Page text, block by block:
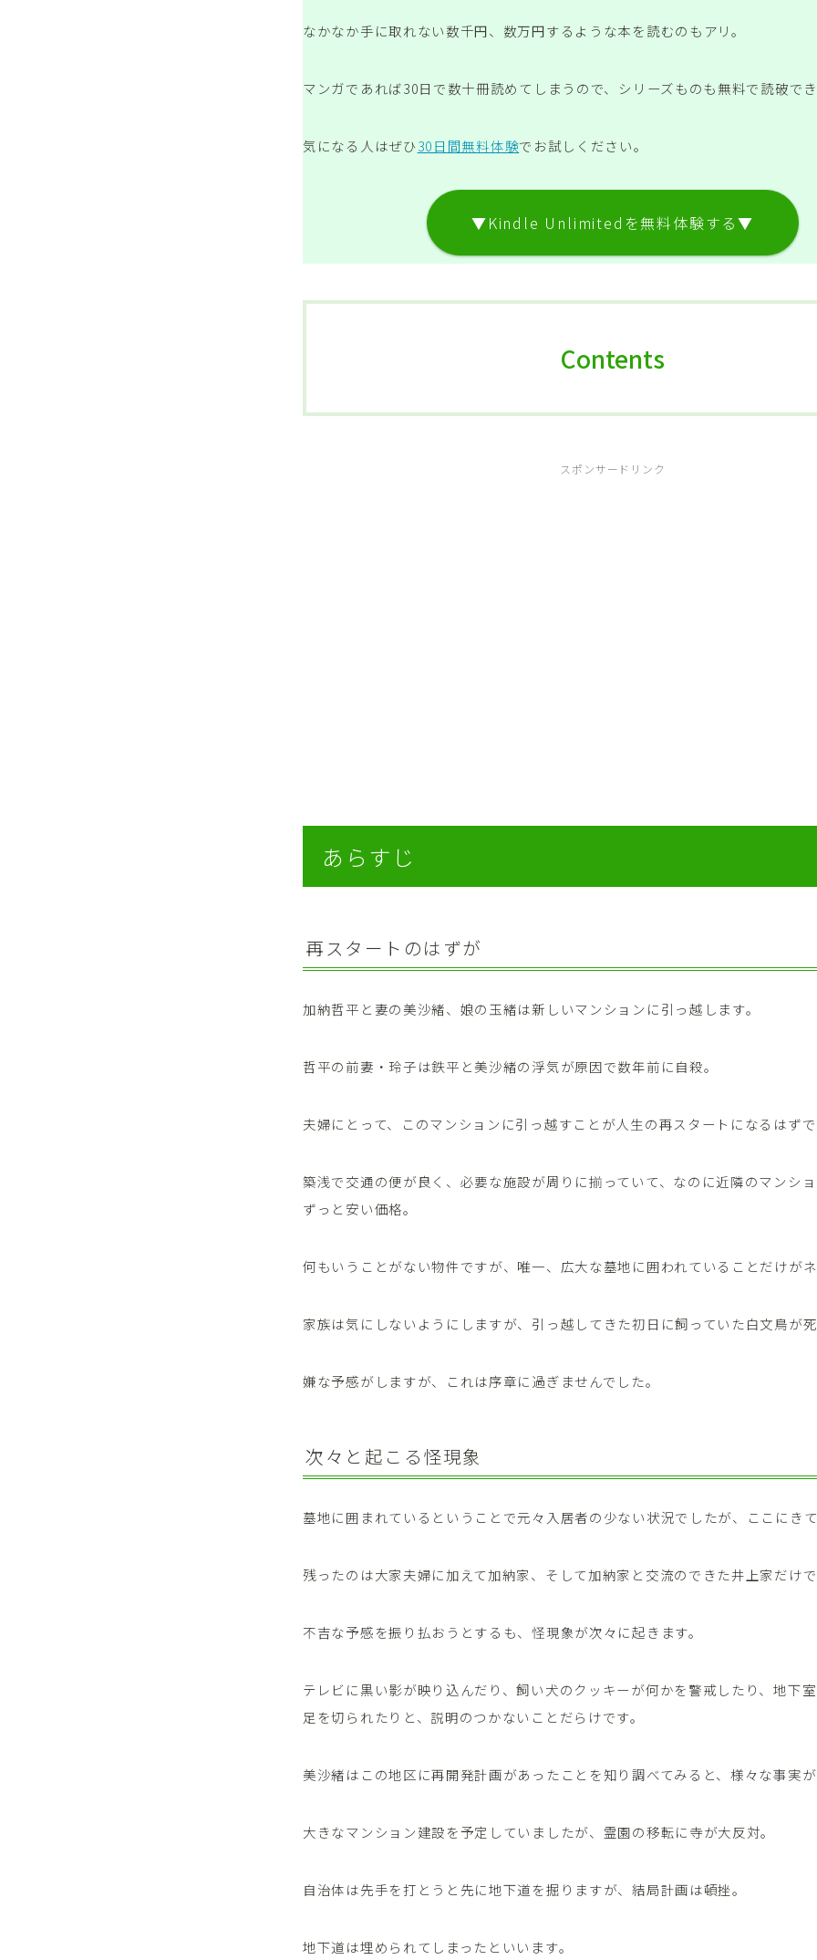
なかなか手に取れない数千円、数万円するような本を読むのもアリ。
マンガであれば30日で数十冊読めてしまうので、シリーズものも無料で読破で
気になる人はぜひ30日間無料体験でお試しください。
▼Kindle Unlimitedを無料体験する▼
Contents
スポンサードリンク
あらすじ
再スタートのはずが
加納哲平と妻の美沙緒、娘の玉緒は新しいマンションに引っ越します。
哲平の前妻・玲子は鉄平と美沙緒の浮気が原因で数年前に自殺。
夫婦にとって、このマンションに引っ越すことが人生の再スタートになるはず
築浅で交通の便が良く、必要な施設が周りに揃っていて、なのに近隣のマンシ
ずっと安い価格。
何もいうことがない物件ですが、唯一、広大な墓地に囲われていることだけが
家族は気にしないようにしますが、引っ越してきた初日に飼っていた白文鳥が
嫌な予感がしますが、これは序章に過ぎませんでした。
次々と起こる怪現象
墓地に囲まれているということで元々入居者の少ない状況でしたが、ここにき
残ったのは大家夫婦に加えて加納家、そして加納家と交流のできた井上家だけ
不吉な予感を振り払おうとするも、怪現象が次々に起きます。
テレビに黒い影が映り込んだり、飼い犬のクッキーが何かを警戒したり、地下
足を切られたりと、説明のつかないことだらけです。
美沙緒はこの地区に再開発計画があったことを知り調べてみると、様々な事実
大きなマンション建設を予定していましたが、霊園の移転に寺が大反対。
自治体は先手を打とうと先に地下道を掘りますが、結局計画は頓挫。
地下道は埋められてしまったといいます。